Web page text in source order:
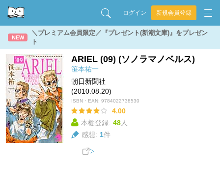
ログイン 新規会員登録
NEW
＼プレミアム会員限定／『プレゼント(新潮文庫)』をプレゼン
ト
ARIEL (09) (ソノラマノベルス)
笹本祐一
朝日新聞社
(2010.08.20)
ISBN・EAN: 9784022738530
4.00
本棚登録: 48人
感想: 1件